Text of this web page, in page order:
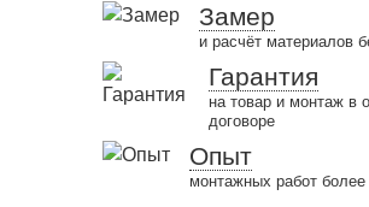
Замер
и расчёт материалов
Гарантия
на товар и монтаж в
договоре
Опыт
монтажных работ более